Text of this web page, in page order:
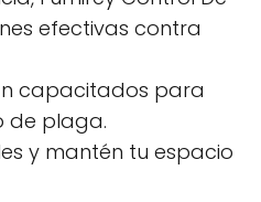
efectivas contra
capacitados para
de plaga.
y mantén tu espacio